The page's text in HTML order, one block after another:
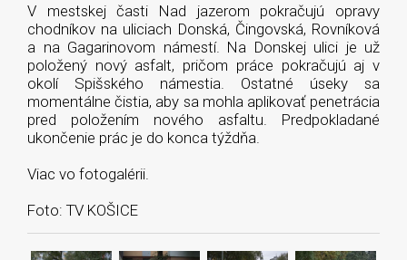
V mestskej časti Nad jazerom pokračujú opravy
chodníkov na uliciach Donská, Čingovská, Rovníková
a na Gagarinovom námestí. Na Donskej ulici je už
položený nový asfalt, pričom práce pokračujú aj v
okolí Spišského námestia. Ostatné úseky sa
momentálne čistia, aby sa mohla aplikovať penetrácia
pred položením nového asfaltu. Predpokladané
ukončenie prác je do konca týždňa.
Viac vo fotogalérii.
Foto: TV KOŠICE